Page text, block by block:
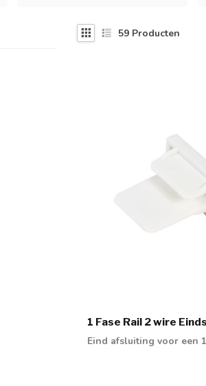
59 Producten
1 Fase Rail 2 wire
Eind afsluiting voor een